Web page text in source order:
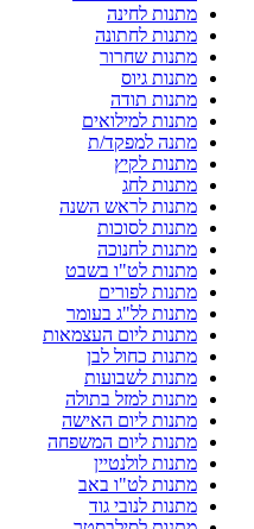
מתנות לחינה
מתנות לחתונה
מתנות שחרור
מתנות גיוס
מתנות תודה
מתנות למילואים
מתנה למפקד/ת
מתנות לקיץ
מתנות לחג
מתנות לראש השנה
מתנות לסוכות
מתנות לחנוכה
מתנות לט"ו בשבט
מתנות לפורים
מתנות לל"ג בעומר
מתנות ליום העצמאות
מתנות כחול לבן
מתנות לשבועות
מתנות למזל בתולה
מתנות ליום האישה
מתנות ליום המשפחה
מתנות לולנטיין
מתנות לט"ו באב
מתנות לנובי גוד